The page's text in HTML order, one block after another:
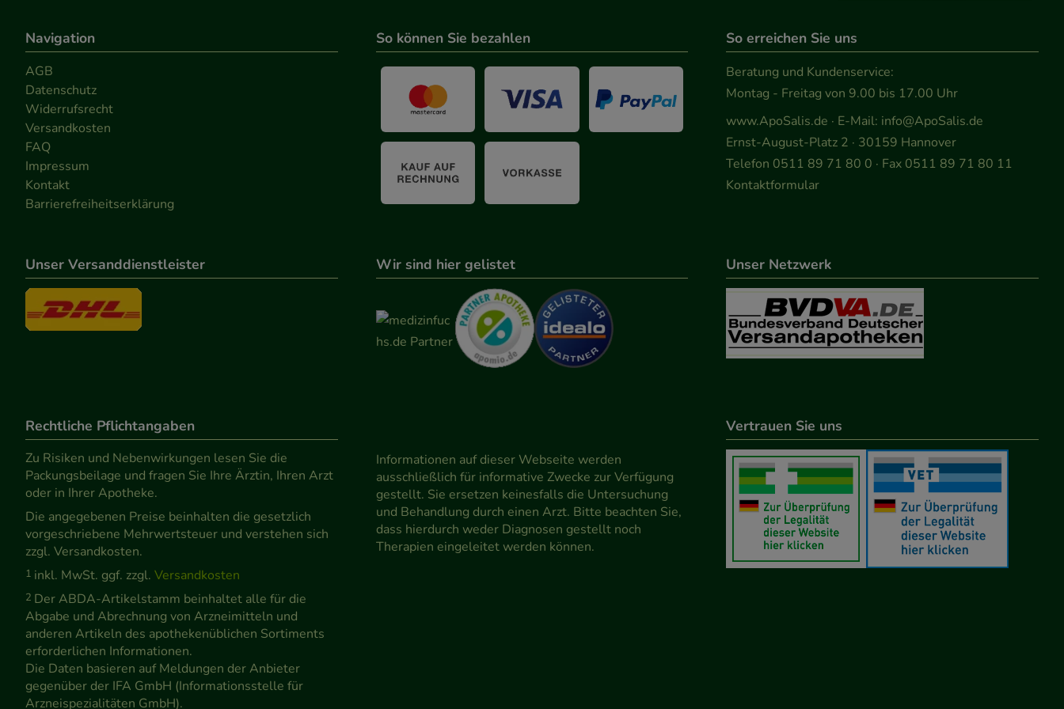
Navigation
AGB
Datenschutz
Widerrufsrecht
Versandkosten
FAQ
Impressum
Kontakt
Barrierefreiheitserklärung
So können Sie bezahlen So erreichen Sie uns
Beratung und Kundenservice:
Montag - Freitag von 9.00 bis 17.00 Uhr
www.ApoSalis.de · E-Mail: info@ApoSalis.de
Ernst-August-Platz 2 · 30159 Hannover
Telefon 0511 89 71 80 0 · Fax 0511 89 71 80 11
Kontaktformular
Unser Versanddienstleister Wir sind hier gelistet Unser Netzwerk
Rechtliche Pflichtangaben
Zu Risiken und Nebenwirkungen lesen Sie die
Packungsbeilage und fragen Sie Ihre Ärztin, Ihren Arzt
oder in Ihrer Apotheke.
Die angegebenen Preise beinhalten die gesetzlich
vorgeschriebene Mehrwertsteuer und verstehen sich
zzgl. Versandkosten.
1 inkl. MwSt. ggf. zzgl. Versandkosten
2 Der ABDA-Artikelstamm beinhaltet alle für die
Abgabe und Abrechnung von Arzneimitteln und
anderen Artikeln des apothekenüblichen Sortiments
erforderlichen Informationen.
Die Daten basieren auf Meldungen der Anbieter
gegenüber der IFA GmbH (Informationsstelle für
Arzneispezialitäten GmbH).
Informationen auf dieser Webseite werden
ausschließlich für informative Zwecke zur Verfügung
gestellt. Sie ersetzen keinesfalls die Untersuchung
und Behandlung durch einen Arzt. Bitte beachten Sie,
dass hierdurch weder Diagnosen gestellt noch
Therapien eingeleitet werden können.
Vertrauen Sie uns